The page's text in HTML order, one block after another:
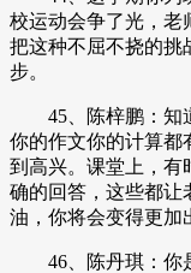
校运动会争了光，老
把这种不屈不挠的挑
步。
45、陈梓鹏：知道
你的作文你的计算都
到高兴。课堂上，有
确的回答，这些都让
油，你将会变得更加
46、陈丹琪：你